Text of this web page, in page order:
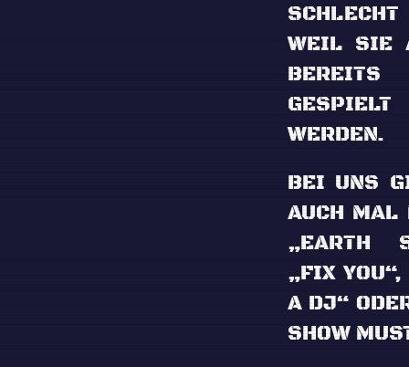
WEIL SIE
WERDEN.
BEI UNS
AUCH MAL
„EARTH
„FIX
A DJ“
SHOW